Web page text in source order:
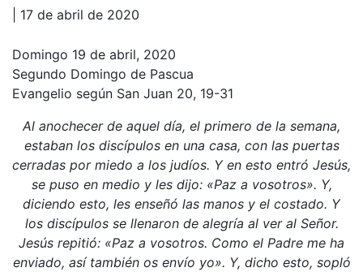
| 17 de abril de 2020
Domingo 19 de abril, 2020
Segundo Domingo de Pascua
Evangelio según San Juan 20, 19-31
Al anochecer de aquel día, el primero de la semana,
estaban los discípulos en una casa, con las puertas
cerradas por miedo a los judíos. Y en esto entró Jesús,
se puso en medio y les dijo: «Paz a vosotros». Y,
diciendo esto, les enseñó las manos y el costado. Y
los discípulos se llenaron de alegría al ver al Señor.
Jesús repitió: «Paz a vosotros. Como el Padre me ha
enviado, así también os envío yo». Y, dicho esto, sopló